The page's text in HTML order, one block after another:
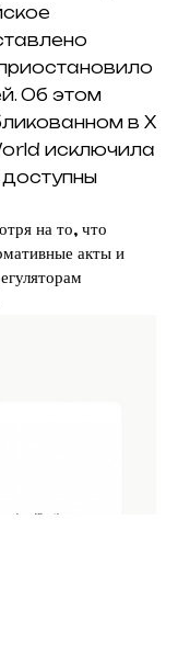
Об этом
в X
исключила
доступны
на то, что
акты и